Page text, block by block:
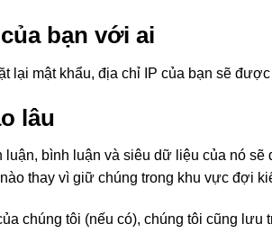
bạn với ai
lại mật khẩu, địa chỉ IP của bạn sẽ
lâu
luận, bình luận và siêu dữ liệu của nó
thay vì giữ chúng trong khu vực đợi
chúng tôi (nếu có), chúng tôi cũng